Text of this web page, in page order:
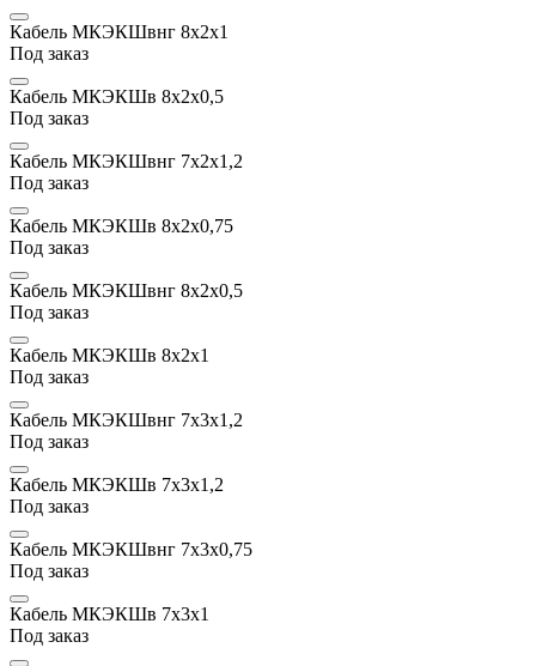
Кабель МКЭКШвнг 8х2х1
Под заказ
Кабель МКЭКШв 8х2x0,5
Под заказ
Кабель МКЭКШвнг 7х2х1,2
Под заказ
Кабель МКЭКШв 8х2x0,75
Под заказ
Кабель МКЭКШвнг 8х2x0,5
Под заказ
Кабель МКЭКШв 8х2х1
Под заказ
Кабель МКЭКШвнг 7х3х1,2
Под заказ
Кабель МКЭКШв 7х3х1,2
Под заказ
Кабель МКЭКШвнг 7х3x0,75
Под заказ
Кабель МКЭКШв 7х3х1
Под заказ